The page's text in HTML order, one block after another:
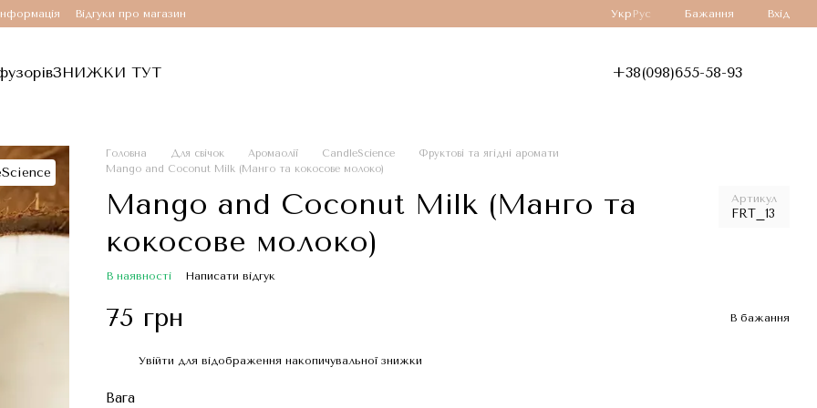
Відгуки про магазин Укр Рус Бажання Вхід
ЗНИЖКИ ТУТ +38(098)655-58-93
Головна Для свічок Аромаолії CandleScience
Фруктові та ягідні аромати
Mango and Coconut Milk (Манго та кокосове молоко)
Mango and Coconut Milk (Манго та
кокосове молоко)
Артикул
FRT_13
В наявності Написати відгук
75 грн В бажання
Увійти для відображення накопичувальної знижки
Вага